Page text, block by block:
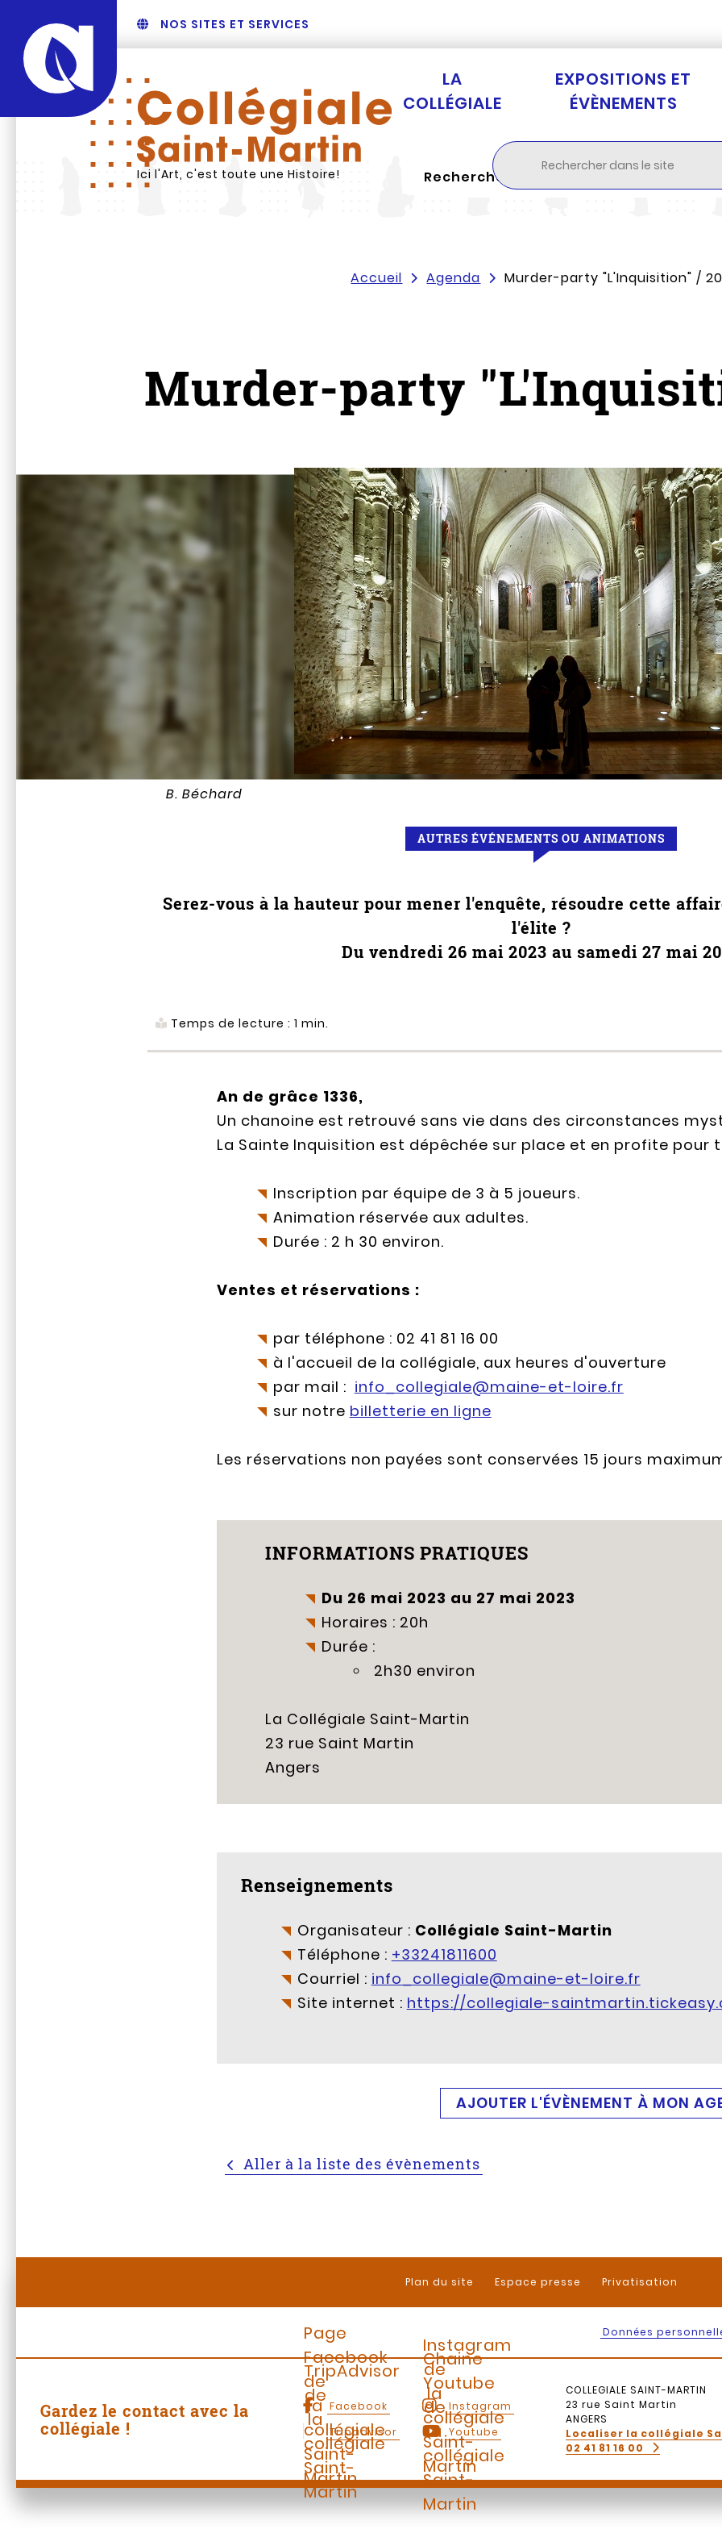
NOS SITES ET SERVICES
Ici l'Art, c'est toute une Histoire!
LA
COLLÉGIALE
EXPOSITIONS ET
ÉVÈNEMENTS
Rechercher
Accueil Agenda Murder-party "L'Inquisition" /
Murder-party
B. Béchard
AUTRES ÉVÉNEMENTS OU ANIMATIONS
Serez-vous à la hauteur pour mener l'enquête, résoudre cette
l'élite ?
Du vendredi 26 mai 2023 au samedi 27 mai
Temps de lecture : 1 min.
An de grâce 1336,
Un chanoine est retrouvé sans vie dans des circonstances
La Sainte Inquisition est dépêchée sur place et en profite
Inscription par équipe de 3 à 5 joueurs.
Animation réservée aux adultes.
Durée : 2 h 30 environ.
Ventes et réservations :
par téléphone : 02 41 81 16 00
à l'accueil de la collégiale, aux heures d'ouverture
par mail : info_collegiale@maine-et-loire.fr
sur notre billetterie en ligne
Les réservations non payées sont conservées 15 jours
INFORMATIONS PRATIQUES
Du 26 mai 2023 au 27 mai 2023
Horaires : 20h
Durée :
2h30 environ
La Collégiale Saint-Martin
23 rue Saint Martin
Angers
Renseignements
Organisateur : Collégiale Saint-Martin
Téléphone : +33241811600
Courriel : info_collegiale@maine-et-loire.fr
Site internet : https://collegiale-
AJOUTER L'ÉVÈNEMENT À MON
Aller à la liste des évènements
Plan du site Espace presse Privatisation
Données
Gardez le contact avec la
collégiale !
Page
Facebook
de
la
collégiale
Saint-
Martin
Facebook
Instagram
de
la
collégiale
Saint-
Martin
Instagram
TripAdvisor
de
la
collégiale
Saint-
Martin
Tripadvisor
Chaine
Youtube
de
la
collégiale
Saint-
Martin
Youtube
COLLEGIALE SAINT-MARTIN
23 rue Saint Martin
ANGERS
Localiser la collégiale
02 41 81 16 00